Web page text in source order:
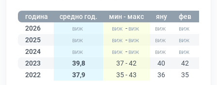
година средно год. мин - макс яну фев
2026
-
2025
-
2024
-
2023
39,8 37 - 42 40 42
2022
37,9 35 - 43 36 35